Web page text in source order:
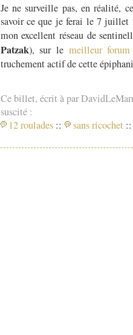
Je ne surveille pas, en réalité,
savoir ce que je ferai le 7 juillet
mon excellent réseau de
Patzak), sur le meilleur forum
truchement actif de cette
Ce billet, écrit à par
suscité :
12 roulades :: sans ricochet ::